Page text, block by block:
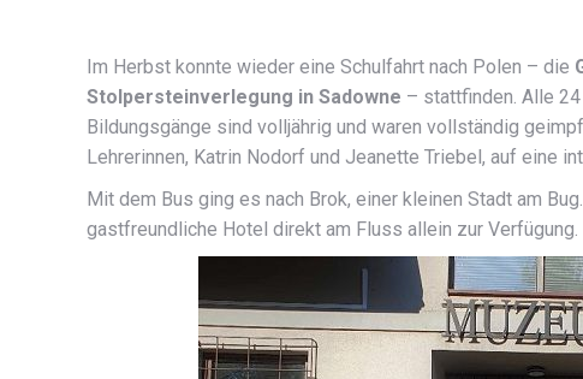
Im Herbst konnte wieder eine Schulfahrt nach Polen – die
Stolpersteinverlegung in Sadowne – stattfinden. Alle
Bildungsgänge sind volljährig und waren vollständig
Lehrerinnen, Katrin Nodorf und Jeanette Triebel, auf eine
Mit dem Bus ging es nach Brok, einer kleinen Stadt am
gastfreundliche Hotel direkt am Fluss allein zur Verfügung.